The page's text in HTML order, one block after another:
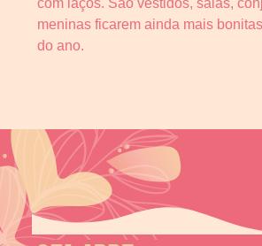
com laços. São vestidos, saias,
meninas ficarem ainda mais
do ano.